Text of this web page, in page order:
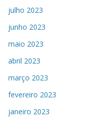
julho 2023
junho 2023
maio 2023
abril 2023
março 2023
fevereiro 2023
janeiro 2023